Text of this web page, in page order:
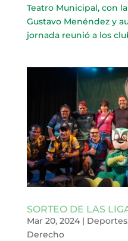
Teatro Municipal, con
Gustavo Menéndez y
jornada reunió a los
SORTEO DE LAS
Mar 20, 2024| Deportes
Derecho